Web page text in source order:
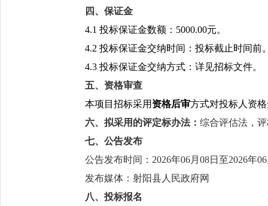
四、保证金
4.1 投标保证金数额： 5000.00元。
4.2 投标保证金交纳时间：投标截止时间前
4.3 投标保证金交纳方式：详见招标文件。
五、资格审查
本项 目 招标采用 资格后审方式对投标人资
六、 拟采用的评定标办法： 综合评估法 ，
七、公告发布
公告发布时间： 2026年06月 08日至2026年06
发布媒体： 射阳县人民政府网
八、投标报名